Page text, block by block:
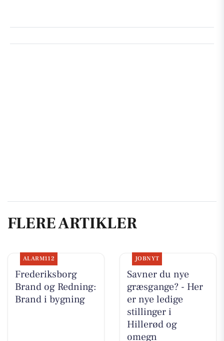
FLERE ARTIKLER
ALARM112
Frederiksborg
Brand og Redning:
Brand i bygning
JOBNYT
Savner du nye
græsgange? - Her
er nye ledige
stillinger i
Hillerød og
omegn